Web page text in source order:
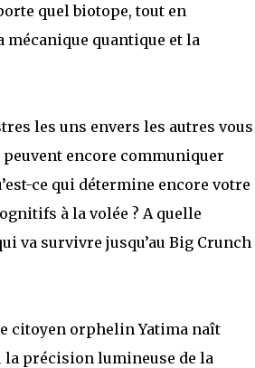
quel biotope, tout en
quantique et la
les uns envers les autres vous
encore communiquer
ce qui détermine encore votre
à la volée ? A quelle
va survivre jusqu’au Big Crunch
citoyen orphelin Yatima naît
la précision lumineuse de la